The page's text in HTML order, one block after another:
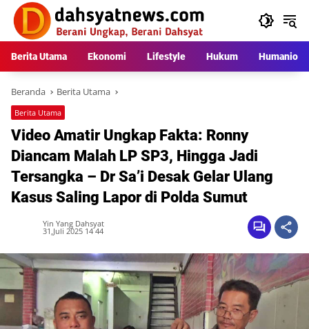
Langsung
konten
Berita Utama Ekonomi Lifestyle Hukum Humaniora
Beranda Berita Utama
Berita Utama
Video Amatir Ungkap Fakta: Ronny
Diancam Malah LP SP3, Hingga Jadi
Tersangka – Dr Sa’i Desak Gelar Ulang
Kasus Saling Lapor di Polda Sumut
Yin Yang Dahsyat
31,Juli 2025 14 44